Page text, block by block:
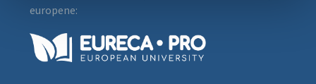
europene: